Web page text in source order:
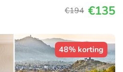
€194 €135
48% korting